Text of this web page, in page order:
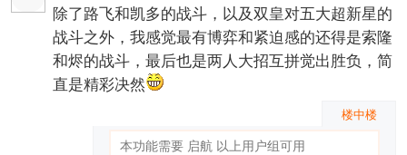
除了路飞和凯多的战斗，以及双皇对五大超新星的
战斗之外，我感觉最有博弈和紧迫感的还得是索隆
和烬的战斗，最后也是两人大招互拼觉出胜负，简
直是精彩决然
楼中楼